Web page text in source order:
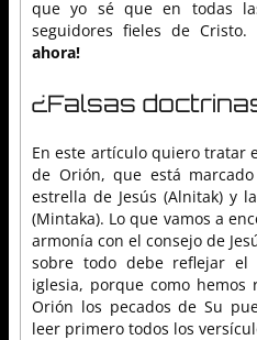
que yo sé que en todas
seguidores fieles de Cristo.
ahora!
¿Falsas
En este artículo quiero tratar
de Orión, que está
estrella de Jesús (Alnitak) y
(Mintaka). Lo que vamos a
armonía con el consejo de
sobre todo debe reflejar el
iglesia, porque como hemos
Orión los pecados de Su
leer primero todos los